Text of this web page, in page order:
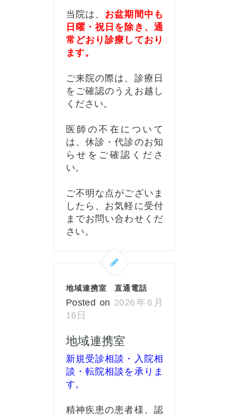
当院は、 お盆期間中も
日曜・祝日を除き、通
常どおり診療しており
ます。
ご来院の際は、診療日
をご確認のうえお越し
ください。
医師の不在について
は、休診・代診のお知
らせをご確認くださ
い。
ご不明な点がございま
したら、お気軽に受付
までお問い合わせくだ
さい。
地域連携室 直通電話
Posted on 2026年6月
16日
地域連携室
新規受診相談・入院相
談・転院相談を承りま
す。
精神疾患の患者様、認